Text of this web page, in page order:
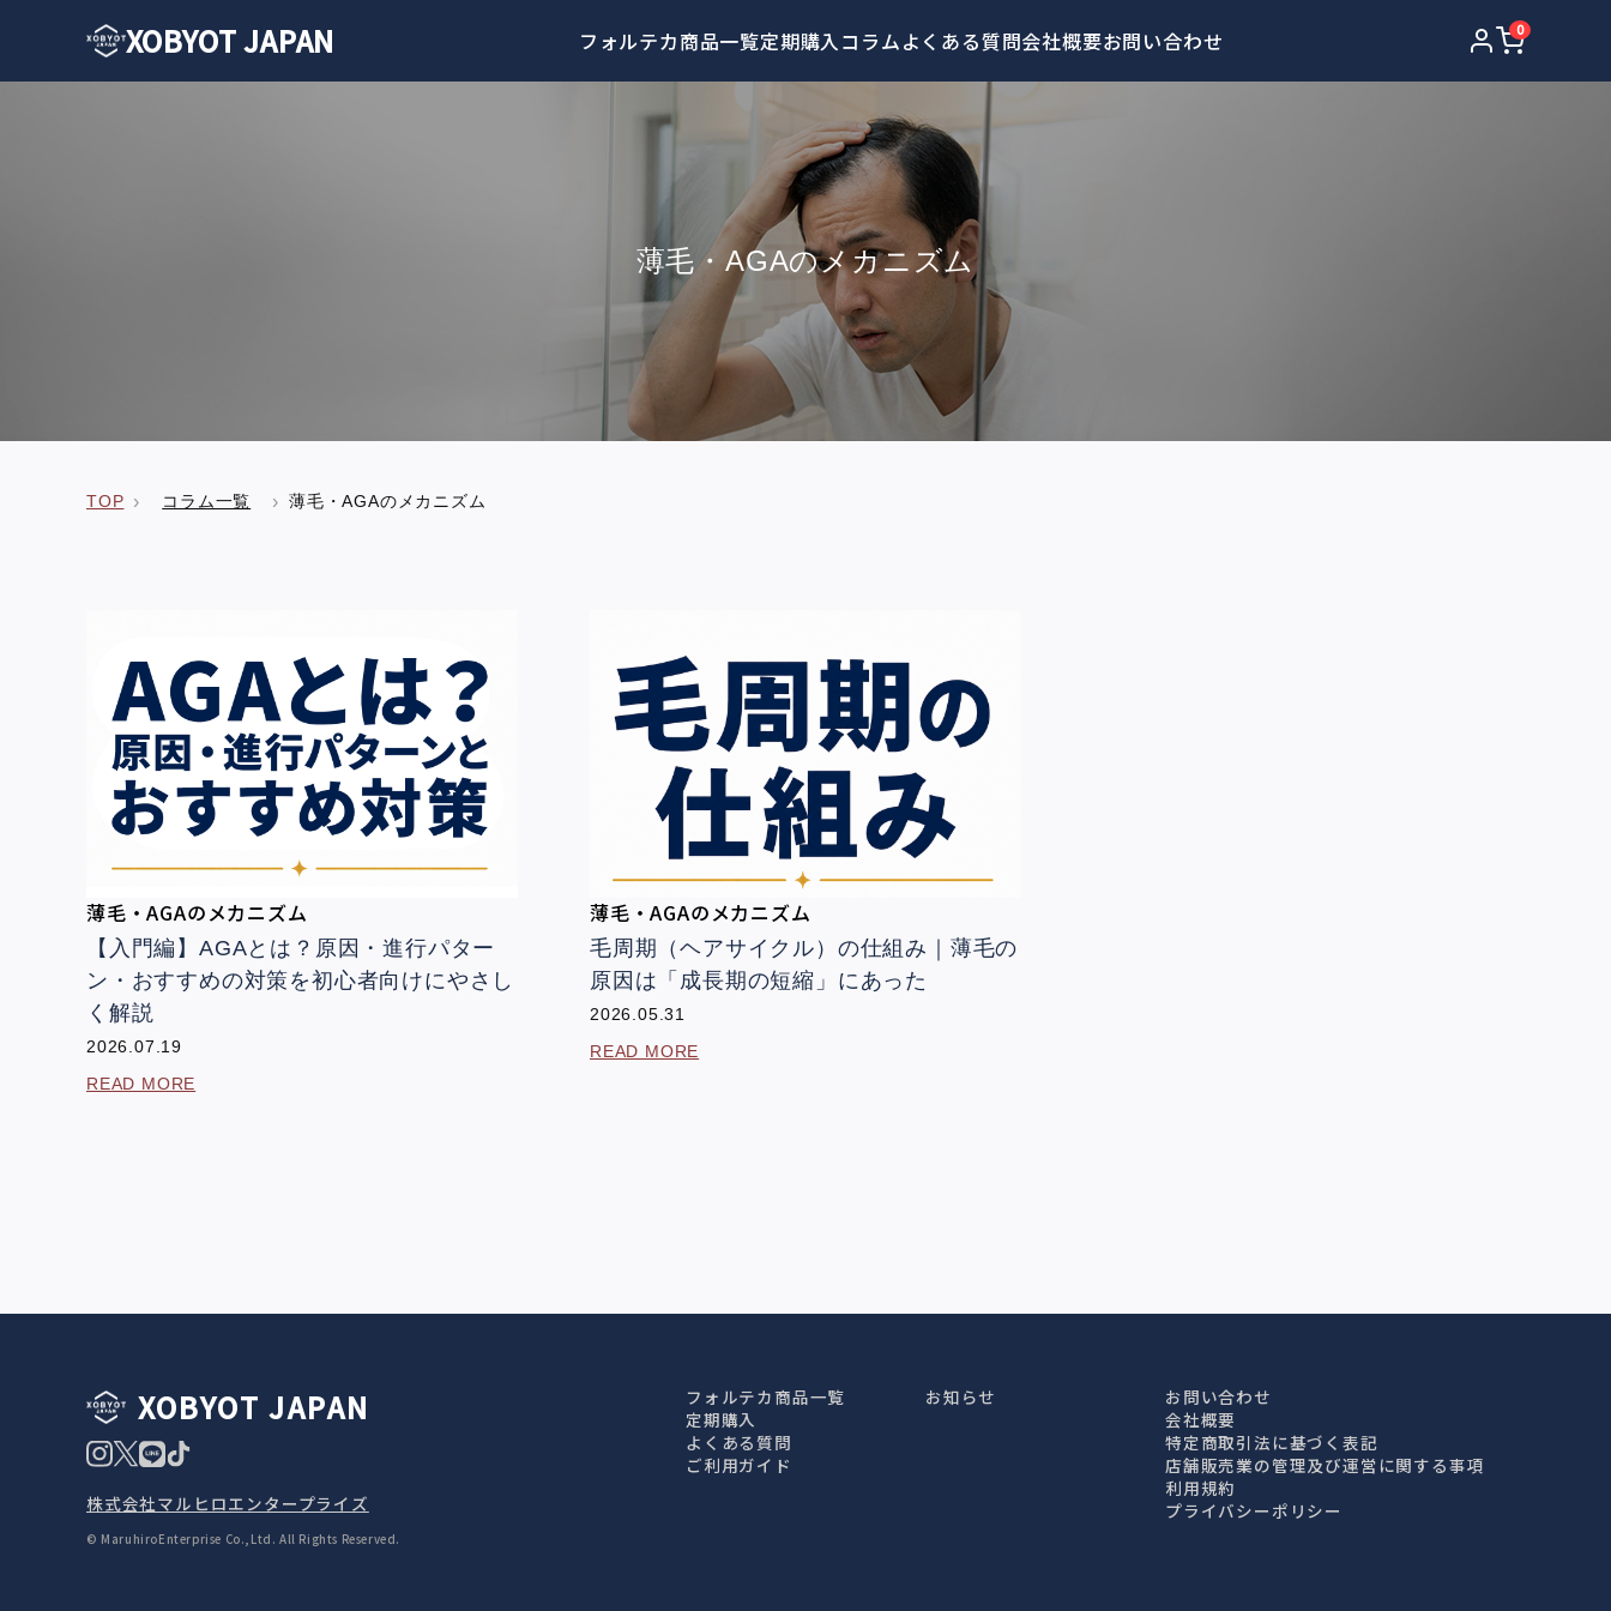
XOBYOT JAPAN フォルテカ商品一覧定期購入コラムよくある質問会社概要お問い合わせ 0
薄毛・AGAのメカニズム
TOP コラム一覧 薄毛・AGAのメカニズム
薄毛・AGAのメカニズム
【入門編】AGAとは？原因・進行パター
ン・おすすめの対策を初心者向けにやさし
く解説
2026.07.19
READ MORE
薄毛・AGAのメカニズム
毛周期（ヘアサイクル）の仕組み｜薄毛の
原因は「成長期の短縮」にあった
2026.05.31
READ MORE
XOBYOT JAPAN
株式会社マルヒロエンタープライズ
© MaruhiroEnterprise Co.,Ltd. All Rights Reserved.
フォルテカ商品一覧
定期購入
よくある質問
ご利用ガイド
お知らせ
お問い合わせ
会社概要
特定商取引法に基づく表記
店舗販売業の管理及び運営に関する事項
利用規約
プライバシーポリシー